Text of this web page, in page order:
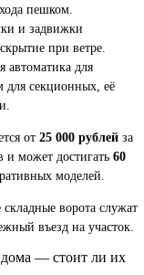
пешком.
и задвижки
при ветре.
автоматика для
для секционных, её
от 25 000 рублей за
может достигать 60
моделей.
ворота служат
въезд на участок.
дома — стоит ли их